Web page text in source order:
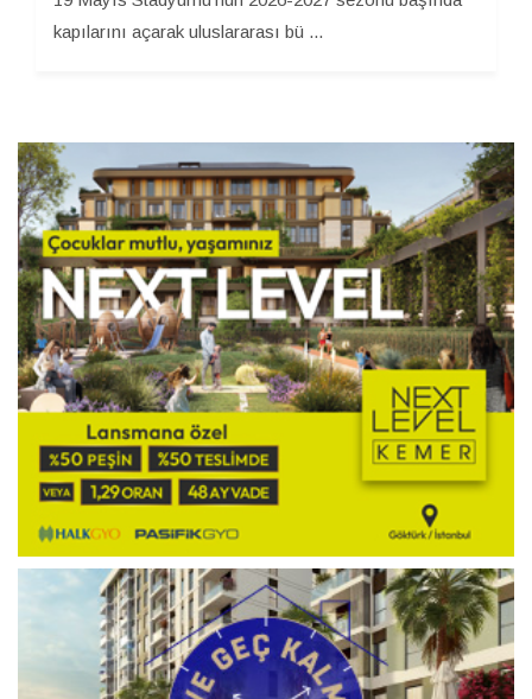
kapılarını açarak uluslararası bü ...